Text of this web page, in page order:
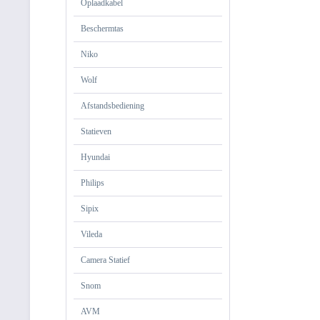
Oplaadkabel
Beschermtas
Niko
Wolf
Afstandsbediening
Statieven
Hyundai
Philips
Sipix
Vileda
Camera Statief
Snom
AVM